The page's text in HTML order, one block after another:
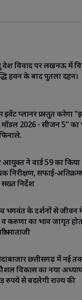
वेश विवाद पर लखनऊ में
हवन के बाद पुतला दहन।
इवेंट प्लानर प्रस्तुत करेगा
मॉडल 2026 - सीजन 5" का
आयुक्त ने वार्ड 59 का किया
निरीक्षण, सफाई-
निर्देश
भगवंत के दर्शनों से जीवन
व करुणा का भाव जागृत
माताजी
छत्तीसगढ़ में नई
विकास का नया
रुपये से बदलेगी राज्य की